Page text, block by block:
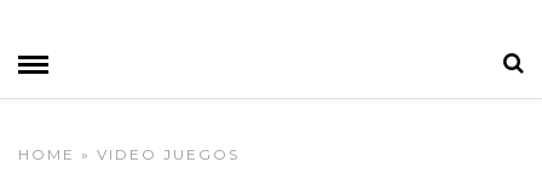
HOME » VIDEO JUEGOS